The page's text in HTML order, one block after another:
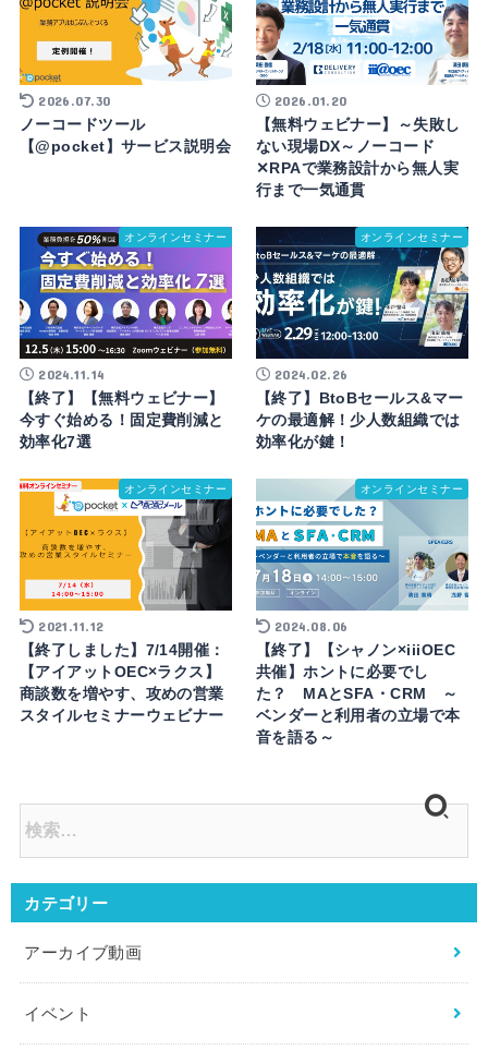
2026.07.30
ノーコードツール
【@pocket】サービス説明会
2026.01.20
【無料ウェビナー】～失敗し
ない現場DX～ノーコード
✕RPAで業務設計から無人実
行まで一気通貫
オンラインセミナー
2024.11.14
【終了】【無料ウェビナー】
今すぐ始める！固定費削減と
効率化7選
オンラインセミナー
2024.02.26
【終了】BtoBセールス&マー
ケの最適解！少人数組織では
効率化が鍵！
オンラインセミナー
2021.11.12
【終了しました】7/14開催：
【アイアットOEC×ラクス】
商談数を増やす、攻めの営業
スタイルセミナーウェビナー
オンラインセミナー
2024.08.06
【終了】【シャノン×iiiOEC
共催】ホントに必要でし
た？ MAとSFA・CRM ～
ベンダーと利用者の立場で本
音を語る～
カテゴリー
アーカイブ動画
イベント